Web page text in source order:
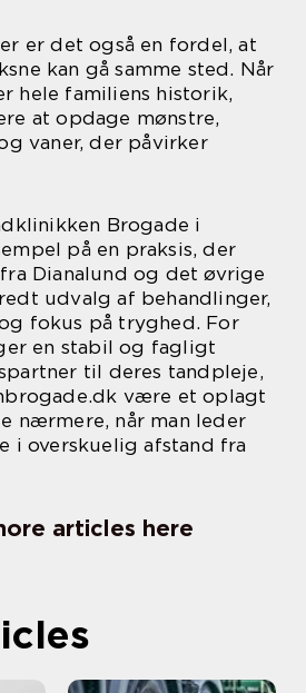
er det også en fordel, at
kan gå samme sted. Når
hele familiens historik,
at opdage mønstre,
vaner, der påvirker
Brogade i
på en praksis, der
Dianalund og det øvrige
udvalg af behandlinger,
fokus på tryghed. For
en stabil og fagligt
til deres tandpleje,
være et oplagt
nærmere, når man leder
i overskuelig afstand fra
articles here